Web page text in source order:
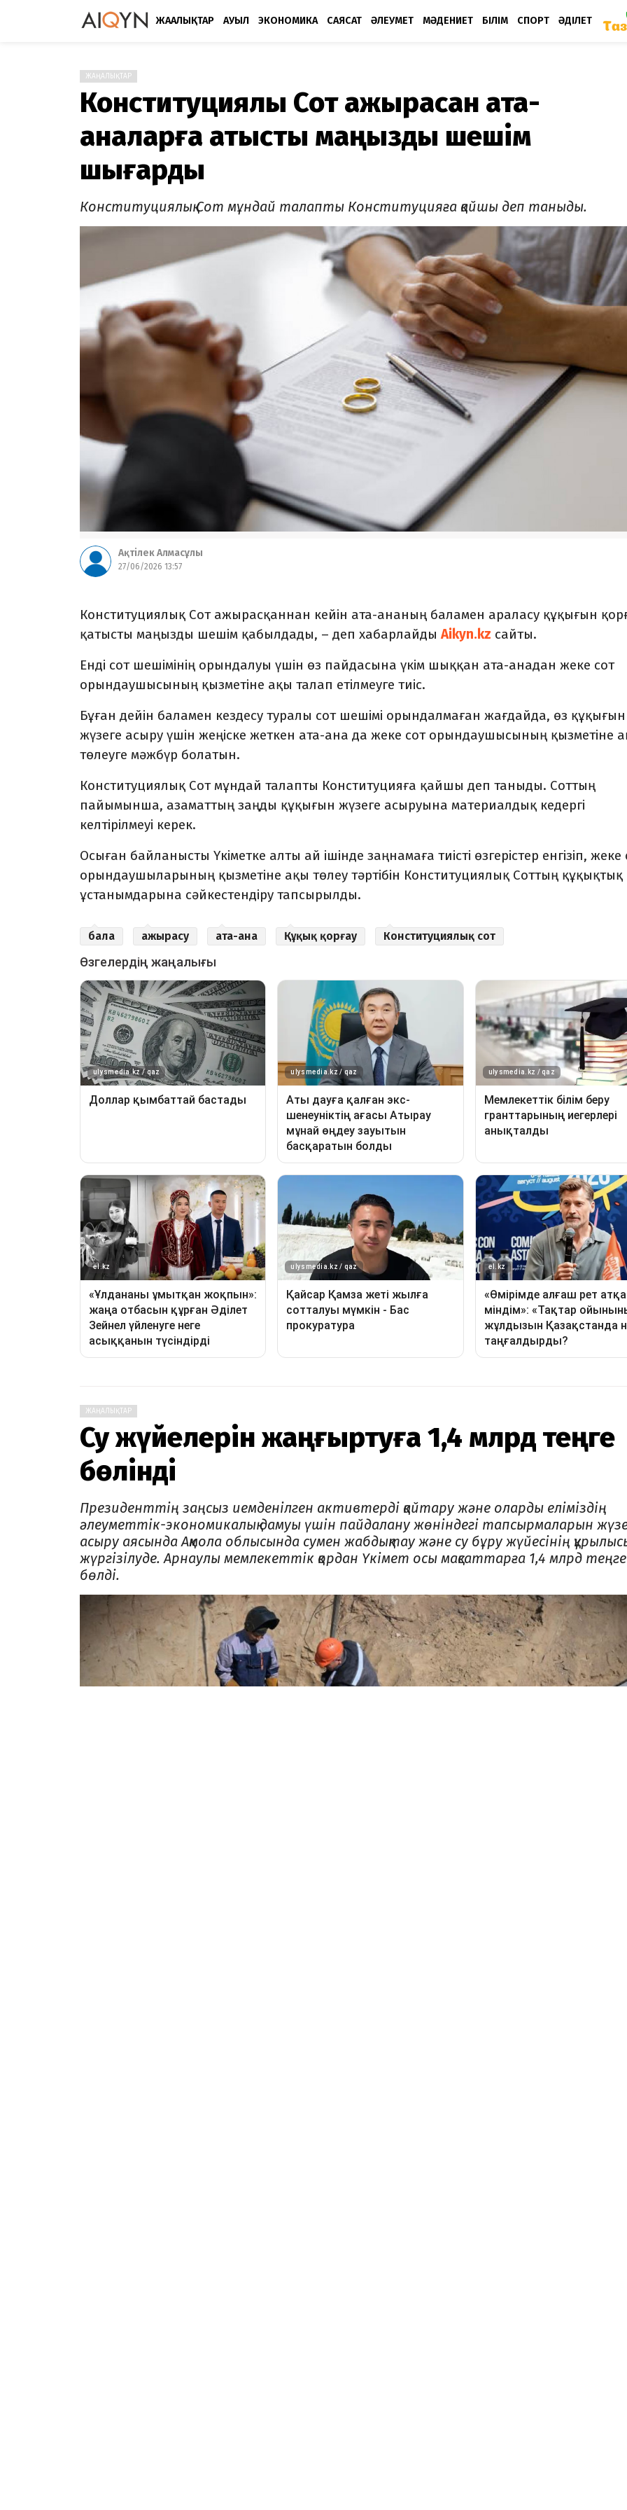
ЖАҢАЛЫҚТАР АУЫЛ ЭКОНОМИКА САЯСАТ ӘЛЕУМЕТ МӘДЕНИЕТ БІЛІМ СПОРТ ӘДІЛЕТ
ЖАҢАЛЫҚТАР
Конституциялық Сот ажырасқан ата-
аналарға қатысты маңызды шешім
шығарды
Конституциялық Сот мұндай талапты Конституцияға қайшы деп таныды.
Ақтілек Алмасұлы
27/06/2026 13:57
Конституциялық Сот ажырасқаннан кейін ата-ананың баламен араласу құқығын
қатысты маңызды шешім қабылдады, – деп хабарлайдыAikyn.kz сайты.
Енді сот шешімінің орындалуы үшін өз пайдасына үкім шыққан ата-анадан жеке сот
орындаушысының қызметіне ақы талап етілмеуге тиіс.
Бұған дейін баламен кездесу туралы сот шешімі орындалмаған жағдайда, өз құқығын
жүзеге асыру үшін жеңіске жеткен ата-ана да жеке сот орындаушысының қызметіне
төлеуге мәжбүр болатын.
Конституциялық Сот мұндай талапты Конституцияға қайшы деп таныды. Соттың
пайымынша, азаматтың заңды құқығын жүзеге асыруына материалдық кедергі
келтірілмеуі керек.
Осыған байланысты Үкіметке алты ай ішінде заңнамаға тиісті өзгерістер енгізіп, жеке
орындаушыларының қызметіне ақы төлеу тәртібін Конституциялық Соттың құқықтық
ұстанымдарына сәйкестендіру тапсырылды.
бала ажырасу ата-ана Құқық қорғау Конституциялық сот
ЖАҢАЛЫҚТАР
Су жүйелерін жаңғыртуға 1,4 млрд теңге
бөлінді
Президенттің заңсыз иемденілген активтерді қайтару және оларды еліміздің
әлеуметтік-эко­номикалық дамуы үшін пайдалану жөніндегі тап­сырмаларын
асыру аясында Ақмола об­лысында сумен жабдықтау және су бұру жүйе­сінің
жүргізілуде. Арнаулы мемлекеттік қор­дан Үкімет осы мақсаттарға 1,4 млрд теңге
бөлді.